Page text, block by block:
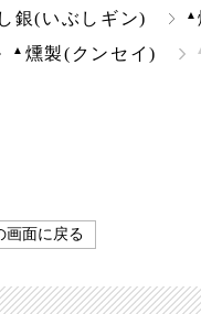
銀(いぶしギン) ▲
▲ 燻製(クンセイ)
画面に戻る